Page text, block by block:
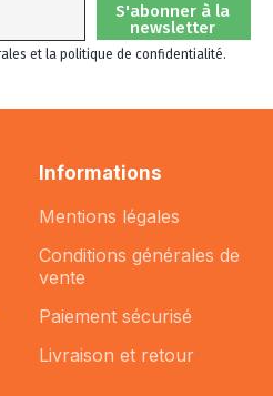
S'abonner à la
newsletter
et la politique de confidentialité.
Informations
Mentions légales
Conditions générales de
vente
Paiement sécurisé
Livraison et retour